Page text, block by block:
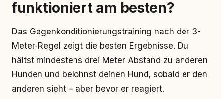
funktioniert am besten?
Das Gegenkonditionierungstraining nach der 3-
Meter-Regel zeigt die besten Ergebnisse. Du
hältst mindestens drei Meter Abstand zu anderen
Hunden und belohnst deinen Hund, sobald er den
anderen sieht – aber bevor er reagiert.